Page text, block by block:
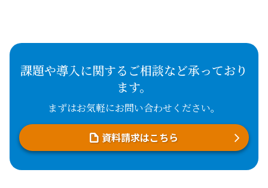
課題や導入に関するご相談など承っており
ます。
まずはお気軽にお問い合わせください。
資料請求はこちら